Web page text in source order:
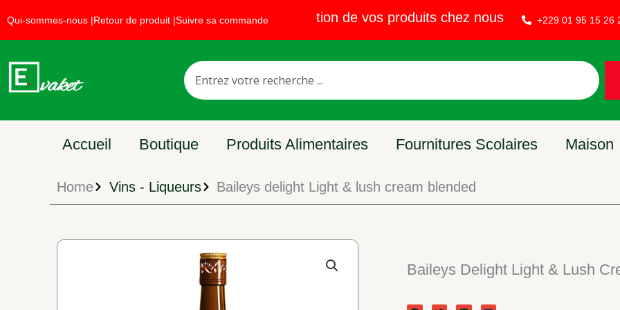
au
Qui-sommes-nous |Retour de produit |Suivre sa commande
Faites la promotion de vos produits chez nous – Vendez sur EVAKET
+229 01 95 15 26
Rechercher
Accueil Boutique Produits Alimentaires Fournitures Scolaires Maison
Home Vins - Liqueurs Baileys delight Light & lush cream blended
Baileys Delight Light & Lush